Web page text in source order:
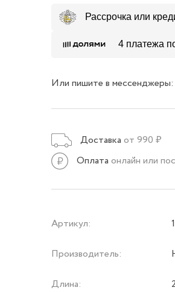
Рассрочка или
4 платежа
Или пишите в мессенджеры:
Доставка от 990 ₽
Оплата онлайн или
Артикул:
Производитель:
Длина: